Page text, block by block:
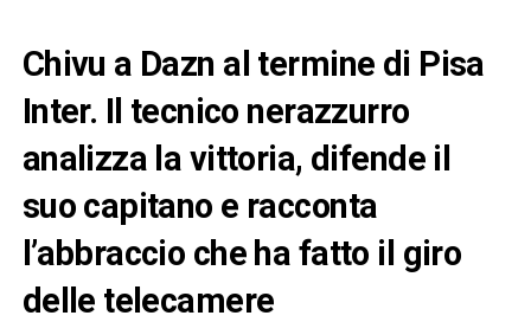
Chivu a Dazn al termine di Pisa
Inter. Il tecnico nerazzurro
analizza la vittoria, difende il
suo capitano e racconta
l’abbraccio che ha fatto il giro
delle telecamere